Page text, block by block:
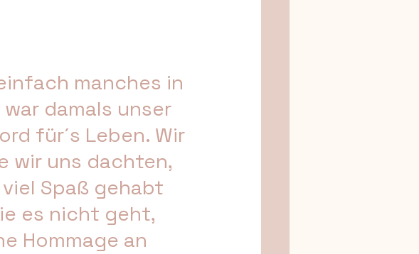
manches in
damals unser
für´s Leben. Wir
wir uns dachten,
Spaß gehabt
es nicht geht,
Hommage an